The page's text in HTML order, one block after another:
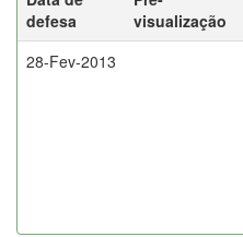
defesa
visualização
28-Fev-2013